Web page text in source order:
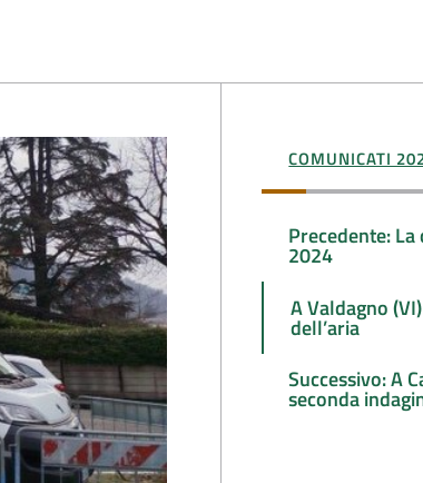
COMUNICATI
Precedente:
2024
A Valdagno
dell’aria
Successivo: A
seconda